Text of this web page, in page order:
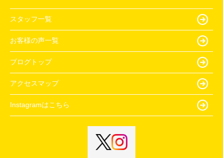
スタッフ一覧
お客様の声一覧
ブログトップ
アクセスマップ
Instagramはこちら